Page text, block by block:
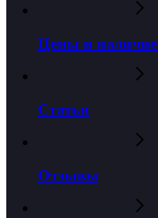
Цены и наличие
Статьи
Отзывы